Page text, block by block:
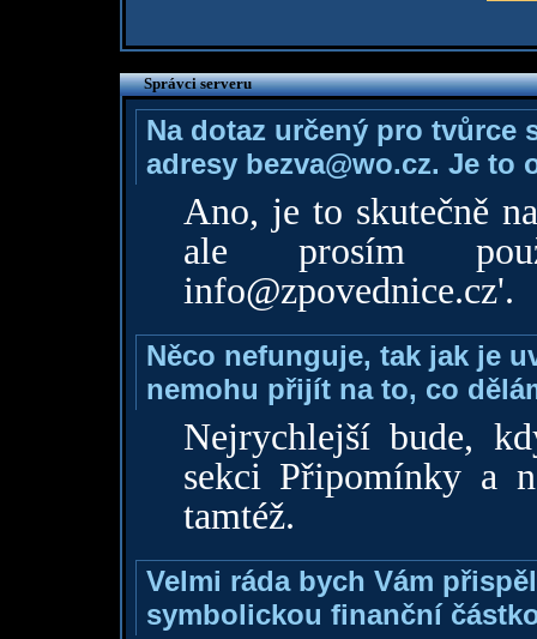
Správci serveru
Na dotaz určený pro tvůrce
adresy bezva@wo.cz. Je to
Ano, je to skutečně
ale prosím
info@zpovednice.cz'.
Něco nefunguje, tak jak je
nemohu přijít na to, co
Nejrychlejší bude,
sekci Připomínky a
tamtéž.
Velmi ráda bych Vám
symbolickou finanční